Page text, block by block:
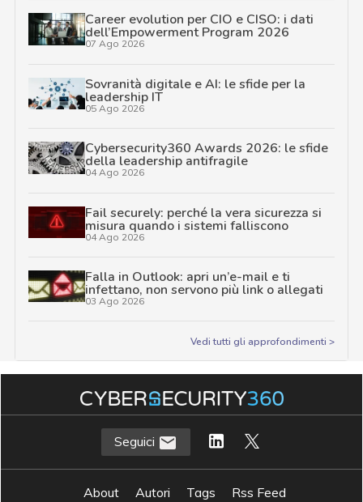
Career evolution per CIO e CISO: i dati
dell’Empowerment Program 2026
07 Ago 2026
Sovranità digitale e AI: le sfide per la
leadership IT
05 Ago 2026
Cybersecurity360 Awards 2026: le sfide
della leadership antifragile
04 Ago 2026
Fail securely: perché la vera sicurezza si
misura quando i sistemi falliscono
04 Ago 2026
Falla in Outlook: apri un’e-mail e ti
infettano, non servono più link o allegati
03 Ago 2026
Vedi tutti gli approfondimenti >
Seguici
About Autori Tags
Rss Feed